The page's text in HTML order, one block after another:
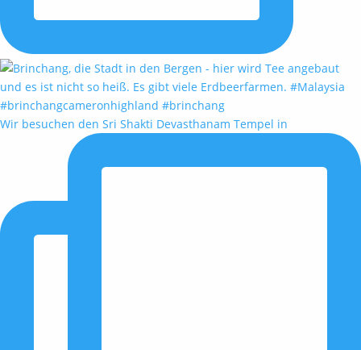
Wir besuchen den Sri Shakti Devasthanam Tempel in